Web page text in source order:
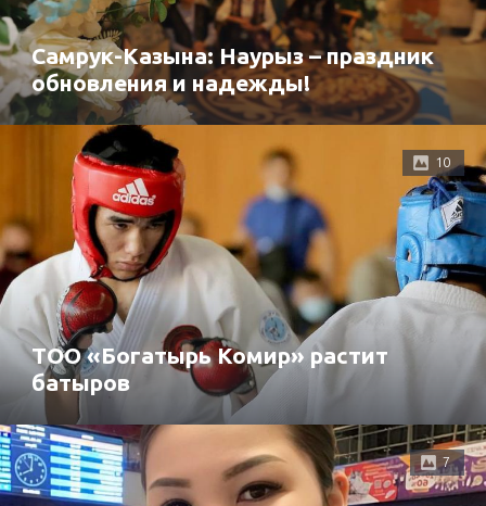
Самрук-Казына: Наурыз – праздник
обновления и надежды!
10
ТОО «Богатырь Комир» растит
батыров
7